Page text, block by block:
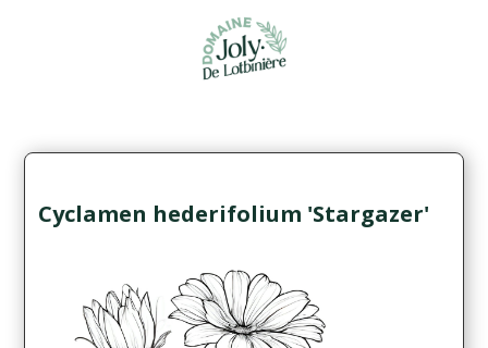
Cyclamen hederifolium 'Stargazer'